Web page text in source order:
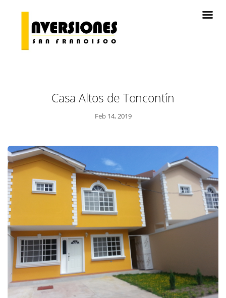
Casa Altos de Toncontín
Feb 14, 2019